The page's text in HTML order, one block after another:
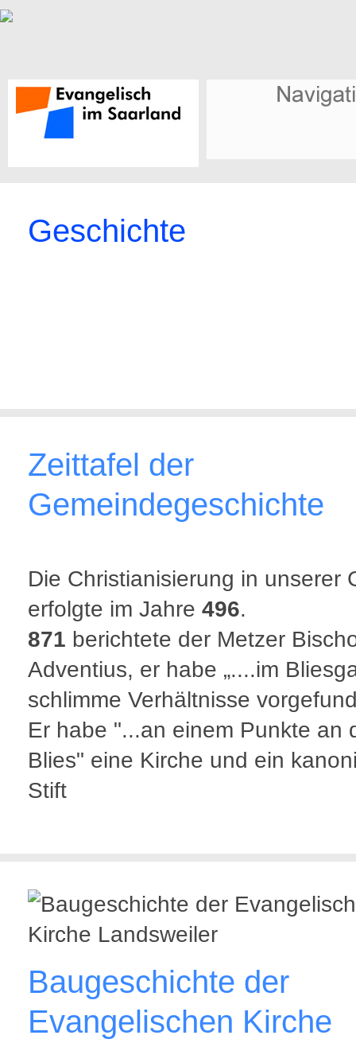
Geschichte
Zeittafel der
Gemeindegeschichte
Die Christianisierung in unserer
erfolgte im Jahre 496.
871 berichtete der Metzer
Adventius, er habe „....im
schlimme Verhältnisse
Er habe "...an einem Punkte an
Blies" eine Kirche und ein
Stift
Baugeschichte der
Evangelischen Kirche